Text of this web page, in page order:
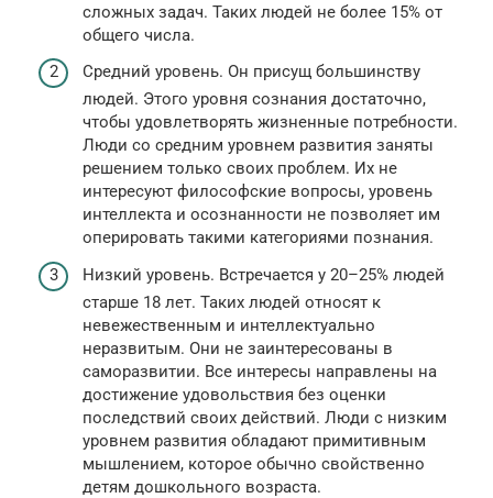
сложных задач. Таких людей не более 15% от
общего числа.
Средний уровень. Он присущ большинству
людей. Этого уровня сознания достаточно,
чтобы удовлетворять жизненные потребности.
Люди со средним уровнем развития заняты
решением только своих проблем. Их не
интересуют философские вопросы, уровень
интеллекта и осознанности не позволяет им
оперировать такими категориями познания.
Низкий уровень. Встречается у 20–25% людей
старше 18 лет. Таких людей относят к
невежественным и интеллектуально
неразвитым. Они не заинтересованы в
саморазвитии. Все интересы направлены на
достижение удовольствия без оценки
последствий своих действий. Люди с низким
уровнем развития обладают примитивным
мышлением, которое обычно свойственно
детям дошкольного возраста.